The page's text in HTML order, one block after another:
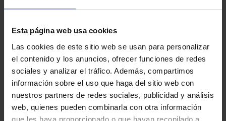
Esta página web usa cookies
Las cookies de este sitio web se usan para personalizar
el contenido y los anuncios, ofrecer funciones de redes
sociales y analizar el tráfico. Además, compartimos
información sobre el uso que haga del sitio web con
nuestros partners de redes sociales, publicidad y análisis
web, quienes pueden combinarla con otra información
que les haya proporcionado o que hayan recopilado a